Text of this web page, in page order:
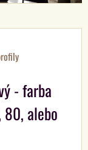
- farba
alebo